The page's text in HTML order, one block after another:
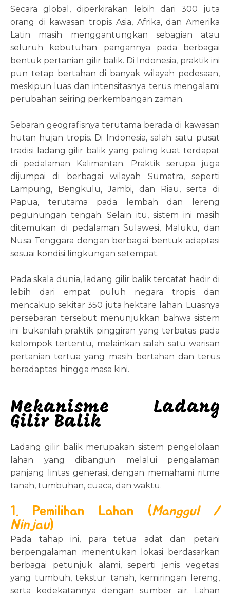
Secara global, diperkirakan lebih dari 300 juta
orang di kawasan tropis Asia, Afrika, dan Amerika
Latin masih menggantungkan sebagian atau
seluruh kebutuhan pangannya pada berbagai
bentuk pertanian gilir balik. Di Indonesia, praktik ini
pun tetap bertahan di banyak wilayah pedesaan,
meskipun luas dan intensitasnya terus mengalami
perubahan seiring perkembangan zaman.
Sebaran geografisnya terutama berada di kawasan
hutan hujan tropis. Di Indonesia, salah satu pusat
tradisi ladang gilir balik yang paling kuat terdapat
di pedalaman Kalimantan. Praktik serupa juga
dijumpai di berbagai wilayah Sumatra, seperti
Lampung, Bengkulu, Jambi, dan Riau, serta di
Papua, terutama pada lembah dan lereng
pegunungan tengah. Selain itu, sistem ini masih
ditemukan di pedalaman Sulawesi, Maluku, dan
Nusa Tenggara dengan berbagai bentuk adaptasi
sesuai kondisi lingkungan setempat.
Pada skala dunia, ladang gilir balik tercatat hadir di
lebih dari empat puluh negara tropis dan
mencakup sekitar 350 juta hektare lahan. Luasnya
persebaran tersebut menunjukkan bahwa sistem
ini bukanlah praktik pinggiran yang terbatas pada
kelompok tertentu, melainkan salah satu warisan
pertanian tertua yang masih bertahan dan terus
beradaptasi hingga masa kini.
Mekanisme Ladang
Gilir Balik
Ladang gilir balik merupakan sistem pengelolaan
lahan yang dibangun melalui pengalaman
panjang lintas generasi, dengan memahami ritme
tanah, tumbuhan, cuaca, dan waktu.
1. Pemilihan Lahan (Manggul /
Ninjau)
Pada tahap ini, para tetua adat dan petani
berpengalaman menentukan lokasi berdasarkan
berbagai petunjuk alami, seperti jenis vegetasi
yang tumbuh, tekstur tanah, kemiringan lereng,
serta kedekatannya dengan sumber air. Lahan